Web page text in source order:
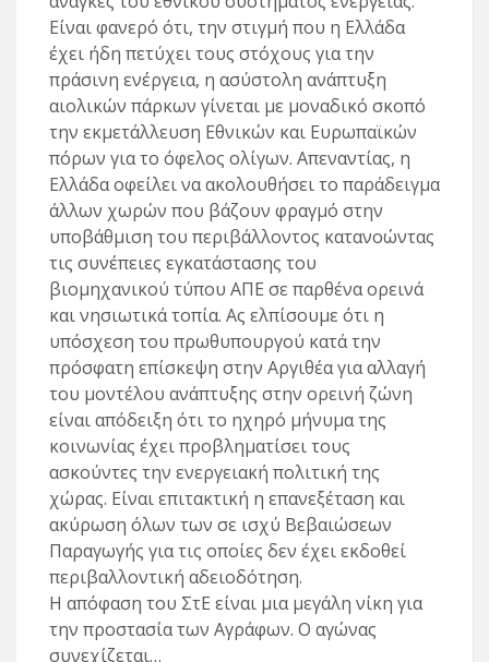
Είναι φανερό ότι, την στιγμή που η Ελλάδα
έχει ήδη πετύχει τους στόχους για την
πράσινη ενέργεια, η ασύστολη ανάπτυξη
αιολικών πάρκων γίνεται με μοναδικό σκοπό
την εκμετάλλευση Εθνικών και Ευρωπαϊκών
πόρων για το όφελος ολίγων. Απεναντίας, η
Ελλάδα οφείλει να ακολουθήσει το παράδειγμα
άλλων χωρών που βάζουν φραγμό στην
υποβάθμιση του περιβάλλοντος κατανοώντας
τις συνέπειες εγκατάστασης του
βιομηχανικού τύπου ΑΠΕ σε παρθένα ορεινά
και νησιωτικά τοπία. Ας ελπίσουμε ότι η
υπόσχεση του πρωθυπουργού κατά την
πρόσφατη επίσκεψη στην Αργιθέα για αλλαγή
του μοντέλου ανάπτυξης στην ορεινή ζώνη
είναι απόδειξη ότι το ηχηρό μήνυμα της
κοινωνίας έχει προβληματίσει τους
ασκούντες την ενεργειακή πολιτική της
χώρας. Είναι επιτακτική η επανεξέταση και
ακύρωση όλων των σε ισχύ Βεβαιώσεων
Παραγωγής για τις οποίες δεν έχει εκδοθεί
περιβαλλοντική αδειοδότηση.
Η απόφαση του ΣτΕ είναι μια μεγάλη νίκη για
την προστασία των Αγράφων. Ο αγώνας
συνεχίζεται…